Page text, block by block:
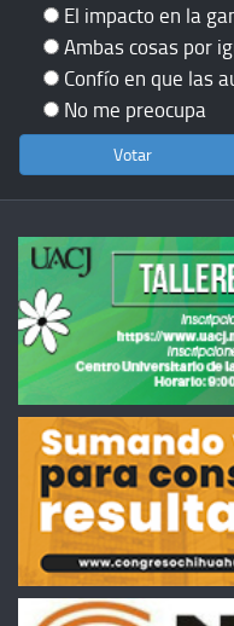
El impacto en la
Ambas cosas por
Confío en que las
No me preocupa